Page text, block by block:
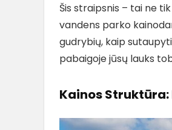
Šis straipsnis – tai ne
vandens parko
gudrybių, kaip
pabaigoje jūsų lauks
Kainos Struktūra: